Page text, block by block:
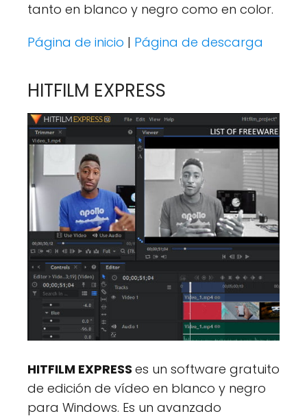
tanto en blanco y negro como en color.
Página de inicio | Página de descarga
HITFILM EXPRESS
HITFILM EXPRESS es un software gratuito
de edición de vídeo en blanco y negro
para Windows. Es un avanzado